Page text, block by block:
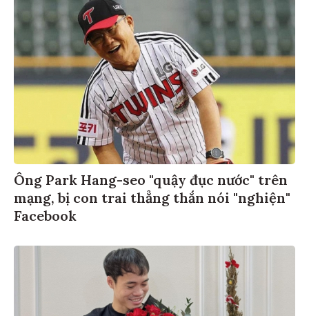
Ông Park Hang-seo "quậy đục nước" trên
mạng, bị con trai thẳng thắn nói "nghiện"
Facebook